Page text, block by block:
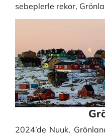
sebeplerle rekor,
2024’de Nuuk,